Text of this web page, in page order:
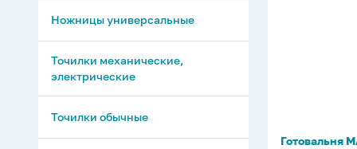
Ножницы универсальные
Точилки механические,
электрические
Точилки обычные
Готовальня